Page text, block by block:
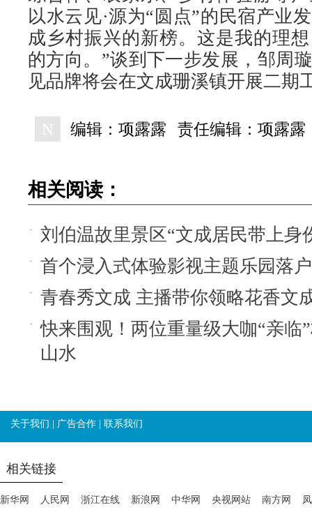
以水云见·源为“圆点”的民宿产业
成乡村振兴的新榜。这是我的理
的方向。”谈到下一步发展，邹周
见品牌将会在文成珊溪镇开展二期
N 编辑：项露露 责任编辑：项露露
相关阅读：
刘伯温故里景区“文成居民带上身
首个浸入式体验影视主题乐园落
青春秀文成 主播带你领略花香文
快来围观！两位重量级大咖“亲临
山水
关于我们 广告合作 联系我们
相关链接
新华网 人民网 浙江在线 新浪网 中华网 央视网站 南方网